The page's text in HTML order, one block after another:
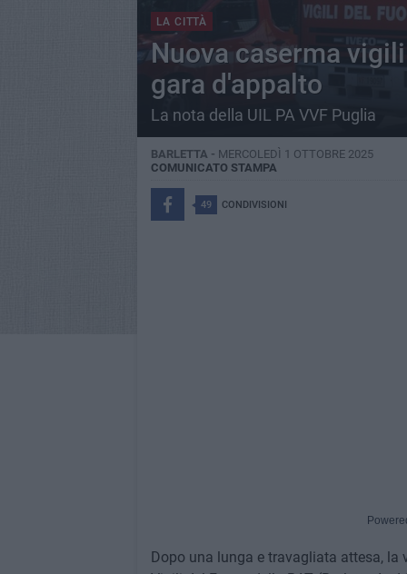
LA CITTÀ
Nuova caserma
gara d'appalto
La nota della UIL PA VVF Puglia
BARLETTA - MERCOLEDÌ 1 OTTOBRE 2025
COMUNICATO STAMPA
49 CONDIVISIONI
Dopo una lunga e travagliata attesa, la